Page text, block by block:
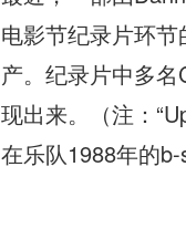
电影节纪录片环
产。纪录片中多
现出来。（注：
在乐队1988年的b-